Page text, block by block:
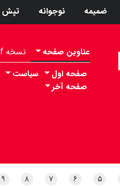
ضمیمه نوجوانه تپش
عناوین صفحه نسخه Pdf
صفحه اول سیاست
صفحه آخر
۵ ۶ ۷ ۸ ۹